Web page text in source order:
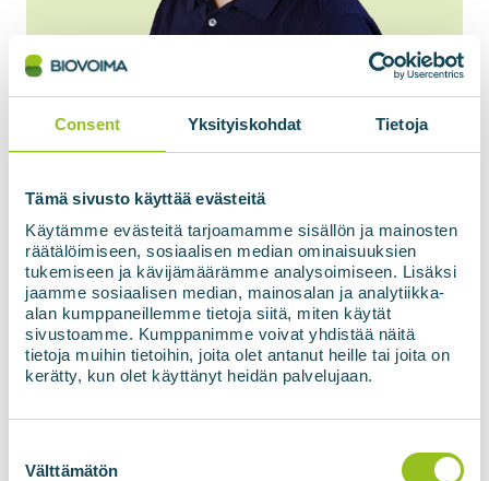
Consent Yksityiskohdat Tietoja
Tämä sivusto käyttää evästeitä
Käytämme evästeitä tarjoamamme sisällön ja mainosten
räätälöimiseen, sosiaalisen median ominaisuuksien
tukemiseen ja kävijämäärämme analysoimiseen. Lisäksi
jaamme sosiaalisen median, mainosalan ja analytiikka-
alan kumppaneillemme tietoja siitä, miten käytät
sivustoamme. Kumppanimme voivat yhdistää näitä
tietoja muihin tietoihin, joita olet antanut heille tai joita on
kerätty, kun olet käyttänyt heidän palvelujaan.
valinta
Välttämätön
CONTACT US
Mikko Bengts
+358 50 549 0882